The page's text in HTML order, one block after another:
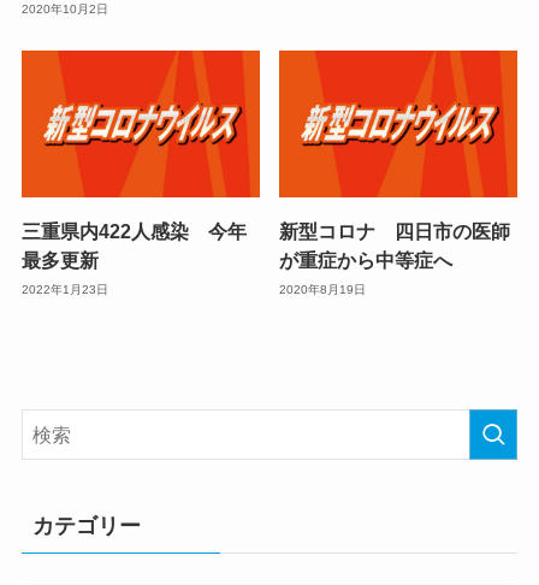
2020年10月2日
三重県内422人感染 今年
最多更新
2022年1月23日
新型コロナ 四日市の医師
が重症から中等症へ
2020年8月19日
カテゴリー